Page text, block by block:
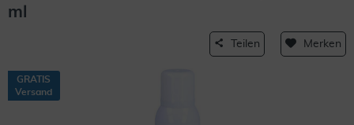
ml
Teilen Merken
GRATIS
Versand